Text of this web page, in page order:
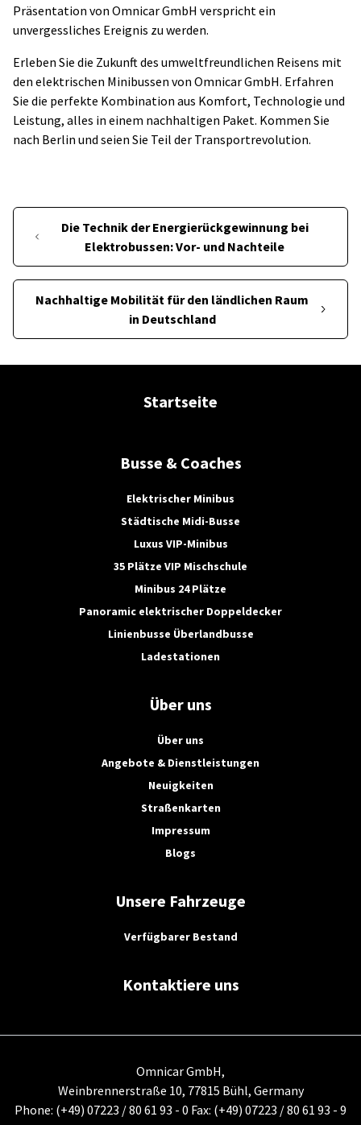
Präsentation von Omnicar GmbH verspricht ein
unvergessliches Ereignis zu werden.
Erleben Sie die Zukunft des umweltfreundlichen Reisens mit
den elektrischen Minibussen von Omnicar GmbH. Erfahren
Sie die perfekte Kombination aus Komfort, Technologie und
Leistung, alles in einem nachhaltigen Paket. Kommen Sie
nach Berlin und seien Sie Teil der Transportrevolution.
Die Technik der Energierückgewinnung bei
Elektrobussen: Vor- und Nachteile
Nachhaltige Mobilität für den ländlichen Raum
in Deutschland
Startseite
Busse & Coaches
Elektrischer Minibus
Städtische Midi-Busse
Luxus VIP-Minibus
35 Plätze VIP Mischschule
Minibus 24 Plätze
Panoramic elektrischer Doppeldecker
Linienbusse Überlandbusse
Ladestationen
Über uns
Über uns
Angebote & Dienstleistungen
Neuigkeiten
Straßenkarten
Impressum
Blogs
Unsere Fahrzeuge
Verfügbarer Bestand
Kontaktiere uns
Omnicar GmbH,
Weinbrennerstraße 10, 77815 Bühl, Germany
Phone: (+49) 07223 / 80 61 93 - 0 Fax: (+49) 07223 / 80 61 93 - 9